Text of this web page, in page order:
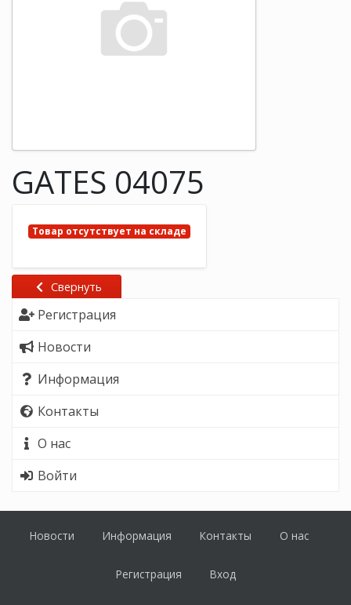
Свернуть
Регистрация
Новости
Информация
Контакты
О нас
Войти
GATES 04075
Товар отсутствует на складе
Новости Информация Контакты О нас
Регистрация Вход